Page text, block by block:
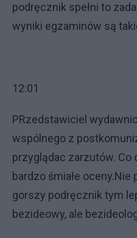
podręcznik spełni to
wyniki egzaminów są
12:01
PRzedstawiciel
wspólnego z
przyglądac zarzutów. Co
bardzo śmiałe
gorszy podręcznik tym
bezideowy, ale